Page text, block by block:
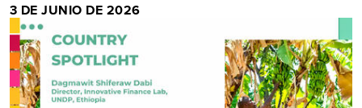
3 DE JUNIO DE 2026